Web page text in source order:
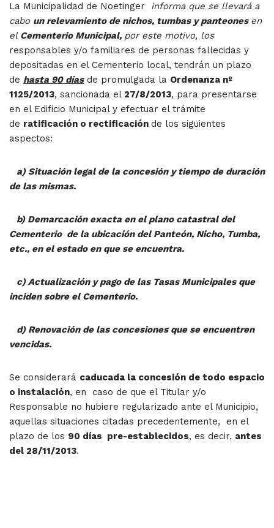
La Municipalidad de Noetinger informa que se llevará a
cabo un relevamiento de nichos, tumbas y panteones en
elCementerio Municipal, por este motivo, los
responsables y/o familiares de personas fallecidas y
depositadas en el Cementerio local, tendrán un plazo
de hasta 90 díasde promulgada la Ordenanza nº
1125/2013, sancionada el 27/8/2013, para presentarse
en el Edificio Municipal y efectuar el trámite
de ratificación o rectificación de los siguientes
aspectos:
a) Situación legal de la concesión y tiempo de duración
de las mismas.
b) Demarcación exacta en el plano catastral del
Cementerio de la ubicación del Panteón, Nicho, Tumba,
etc., en el estado en que se encuentra.
c) Actualización y pago de las Tasas Municipales que
inciden sobre el Cementerio.
d) Renovación de las concesiones que se encuentren
vencidas.
Se considerará caducada la concesión de todo espacio
o instalación, en caso de que el Titular y/o
Responsable no hubiere regularizado ante el Municipio,
aquellas situaciones citadas precedentemente, en el
plazo de los 90 días pre-establecidos, es decir, antes
del 28/11/2013.